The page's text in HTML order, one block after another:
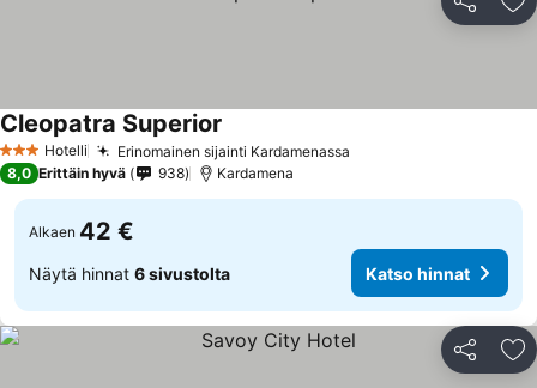
Jaa
3 Tähtiluokitus
Hotelli Erinomainen sijainti Kardamenassa
Cleopatra Superior
8,0 Erittäin hyvä 938 Kardamena
Alkaen 42 €
Näytä hinnat 6 sivustolta Katso hinnat
Jaa